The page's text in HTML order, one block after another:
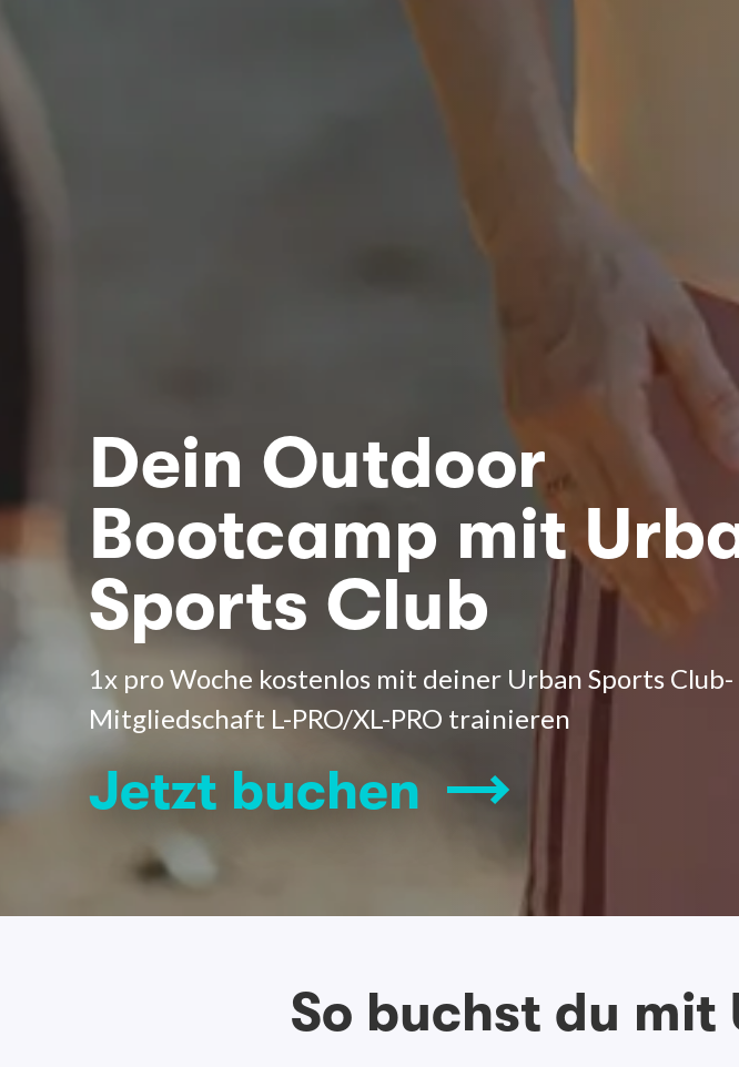
Dein Outdoor
Bootcamp mit
Sports Club
1x pro Woche kostenlos mit deiner Urban Sports Club-
Mitgliedschaft L-PRO/XL-PRO trainieren
Jetzt buchen
So buchst du mit